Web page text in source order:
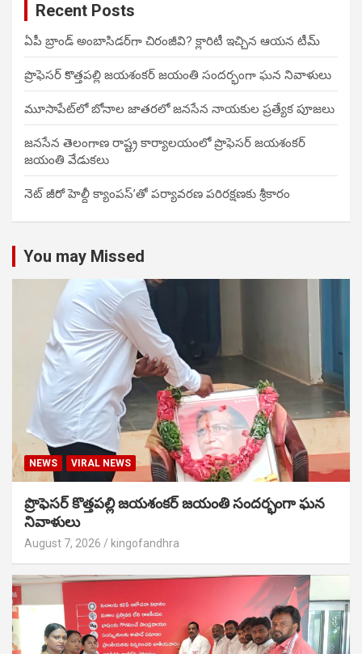
Recent Posts
ఏపీ బ్రాండ్ అంబాసిడర్‌గా చిరంజీవి? క్లారిటీ ఇచ్చిన ఆయన టీమ్
ప్రొఫెసర్ కొత్తపల్లి జయశంకర్ జయంతి సందర్భంగా ఘన నివాళులు
మూసాపేట్‌లో బోనాల జాతరలో జనసేన నాయకుల ప్రత్యేక పూజలు
జనసేన తెలంగాణ రాష్ట్ర కార్యాలయంలో ప్రొఫెసర్ జయశంకర్
జయంతి వేడుకలు
నెట్ జీరో హెల్దీ క్యాంపస్’తో పర్యావరణ పరిరక్షణకు శ్రీకారం
You may Missed
NEWS VIRAL NEWS
ప్రొఫెసర్ కొత్తపల్లి జయశంకర్ జయంతి సందర్భంగా ఘన
నివాళులు
August 7, 2026 kingofandhra